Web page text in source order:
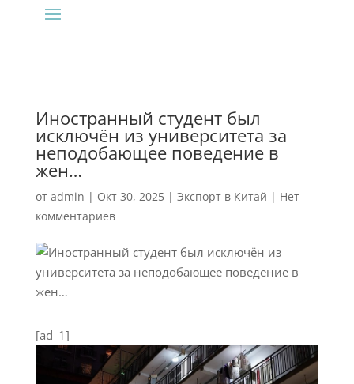
Иностранный студент был
исключён из университета за
неподобающее поведение в
жен…
от admin | Окт 30, 2025| Экспорт в Китай | Нет
комментариев
[ad_1]